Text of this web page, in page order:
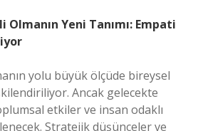
Olmanın Yeni Tanımı: Empati
yolu büyük ölçüde bireysel
Ancak gelecekte
etkiler ve insan odaklı
Stratejik düşünceler ve